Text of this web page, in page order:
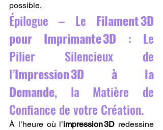
possible.
Épilogue – Le Filament 3D
pour Imprimante 3D : Le
Pilier Silencieux de
l’Impression 3D à la
Demande, la Matière de
Confiance de votre Création.
À l’heure où l’impression 3D redessine